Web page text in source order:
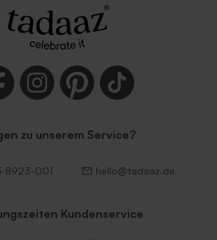
zu unserem Service?
8923-001 hello@tadaaz.de
Kundenservice